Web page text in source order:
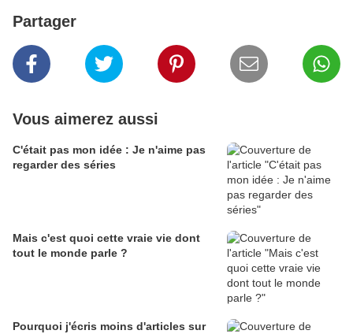
Partager
Vous aimerez aussi
C'était pas mon idée : Je n'aime pas
regarder des séries
Mais c'est quoi cette vraie vie dont
tout le monde parle ?
Pourquoi j'écris moins d'articles sur